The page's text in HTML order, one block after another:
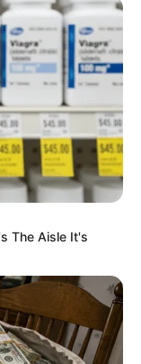
The Aisle It's